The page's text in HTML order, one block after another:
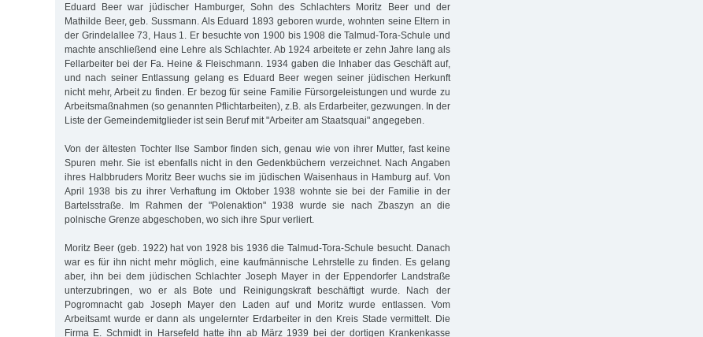
Eduard Beer war jüdischer Hamburger, Sohn des Schlachters Moritz Beer und der
Mathilde Beer, geb. Sussmann. Als Eduard 1893 geboren wurde, wohnten seine Eltern in
der Grindelallee 73, Haus 1. Er besuchte von 1900 bis 1908 die Talmud-Tora-Schule und
machte anschließend eine Lehre als Schlachter. Ab 1924 arbeitete er zehn Jahre lang als
Fellarbeiter bei der Fa. Heine & Fleischmann. 1934 gaben die Inhaber das Geschäft auf,
und nach seiner Entlassung gelang es Eduard Beer wegen seiner jüdischen Herkunft
nicht mehr, Arbeit zu finden. Er bezog für seine Familie Fürsorgeleistungen und wurde zu
Arbeitsmaßnahmen (so genannten Pflichtarbeiten), z.B. als Erdarbeiter, gezwungen. In der
Liste der Gemeindemitglieder ist sein Beruf mit "Arbeiter am Staatsquai" angegeben.
Von der ältesten Tochter Ilse Sambor finden sich, genau wie von ihrer Mutter, fast keine
Spuren mehr. Sie ist ebenfalls nicht in den Gedenkbüchern verzeichnet. Nach Angaben
ihres Halbbruders Moritz Beer wuchs sie im jüdischen Waisenhaus in Hamburg auf. Von
April 1938 bis zu ihrer Verhaftung im Oktober 1938 wohnte sie bei der Familie in der
Bartelsstraße. Im Rahmen der "Polenaktion" 1938 wurde sie nach Zbaszyn an die
polnische Grenze abgeschoben, wo sich ihre Spur verliert.
Moritz Beer (geb. 1922) hat von 1928 bis 1936 die Talmud-Tora-Schule besucht. Danach
war es für ihn nicht mehr möglich, eine kaufmännische Lehrstelle zu finden. Es gelang
aber, ihn bei dem jüdischen Schlachter Joseph Mayer in der Eppendorfer Landstraße
unterzubringen, wo er als Bote und Reinigungskraft beschäftigt wurde. Nach der
Pogromnacht gab Joseph Mayer den Laden auf und Moritz wurde entlassen. Vom
Arbeitsamt wurde er dann als ungelernter Erdarbeiter in den Kreis Stade vermittelt. Die
Firma E. Schmidt in Harsefeld hatte ihn ab März 1939 bei der dortigen Krankenkasse